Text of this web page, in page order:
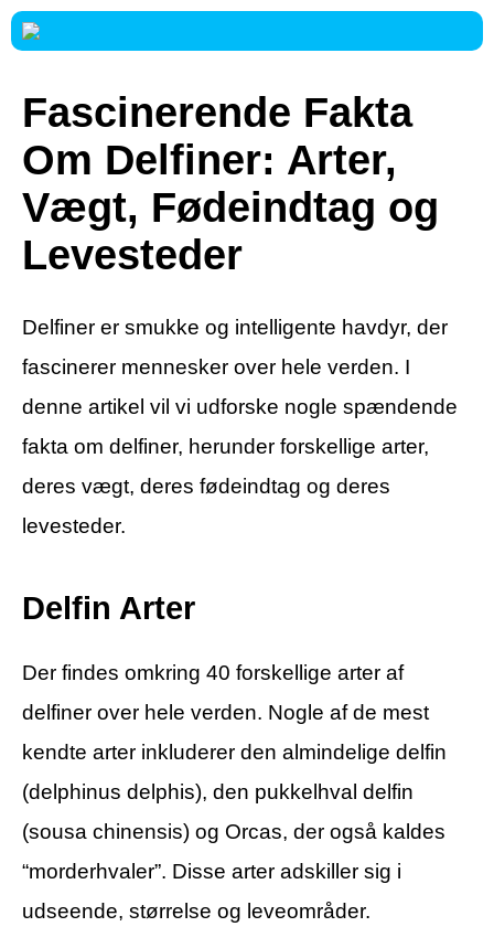
Fascinerende Fakta
Om Delfiner: Arter,
Vægt, Fødeindtag og
Levesteder
Delfiner er smukke og intelligente havdyr, der
fascinerer mennesker over hele verden. I
denne artikel vil vi udforske nogle spændende
fakta om delfiner, herunder forskellige arter,
deres vægt, deres fødeindtag og deres
levesteder.
Delfin Arter
Der findes omkring 40 forskellige arter af
delfiner over hele verden. Nogle af de mest
kendte arter inkluderer den almindelige delfin
(delphinus delphis), den pukkelhval delfin
(sousa chinensis) og Orcas, der også kaldes
“morderhvaler”. Disse arter adskiller sig i
udseende, størrelse og leveområder.